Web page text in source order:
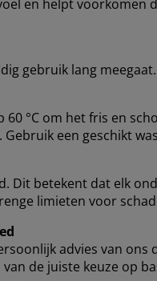
en helpt voorkomen
gebruik lang meegaat.
°C om het fris en
een geschikt
Dit betekent dat elk
limieten voor
advies van
de juiste keuze op